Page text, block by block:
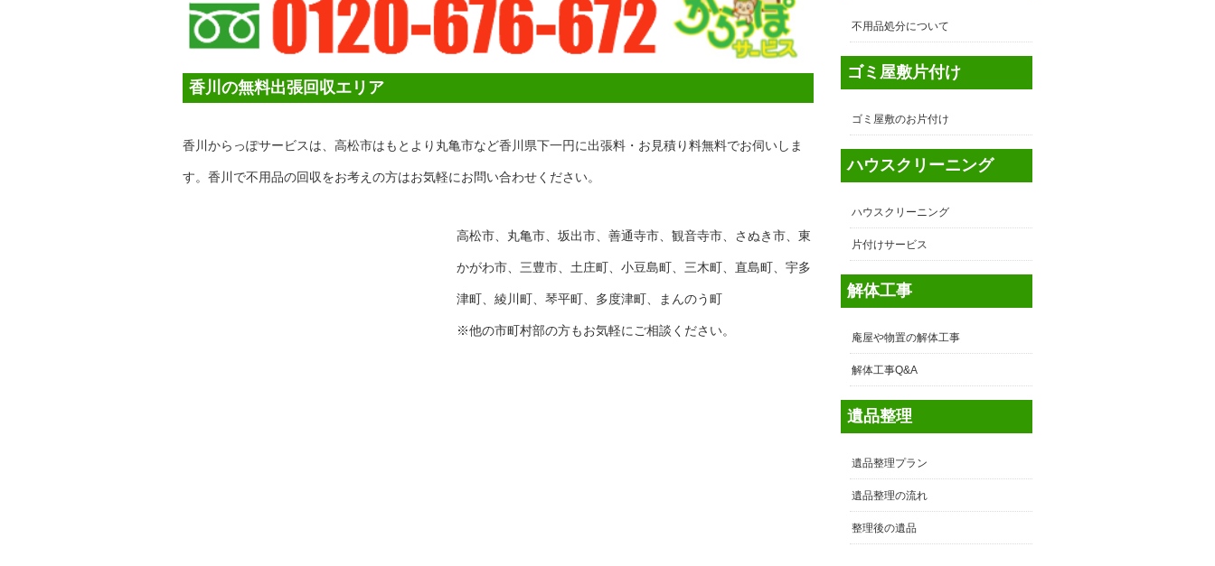
香川の無料出張回収エリア
香川からっぽサービスは、高松市はもとより丸亀市など香川県下一円に出張料・お見積り料無料でお伺いしま
す。香川で不用品の回収をお考えの方はお気軽にお問い合わせください。
高松市、丸亀市、坂出市、善通寺市、観音寺市、さぬき市、東
かがわ市、三豊市、土庄町、小豆島町、三木町、直島町、宇多
津町、綾川町、琴平町、多度津町、まんのう町
※他の市町村部の方もお気軽にご相談ください。
不用品処分について
ゴミ屋敷片付け
ゴミ屋敷のお片付け
ハウスクリーニング
ハウスクリーニング
片付けサービス
解体工事
庵屋や物置の解体工事
解体工事Q&A
遺品整理
遺品整理プラン
遺品整理の流れ
整理後の遺品